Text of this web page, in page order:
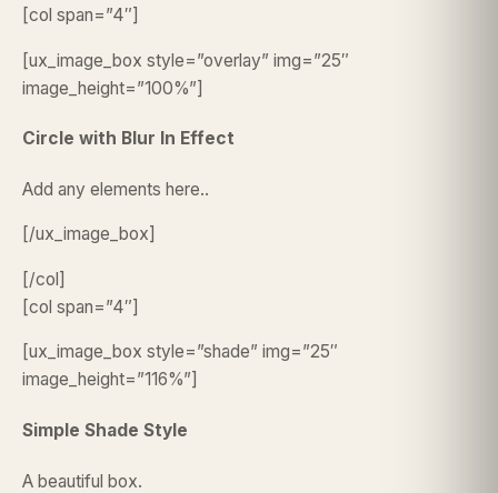
[col span=”4″]
[ux_image_box style=”overlay” img=”25″
image_height=”100%”]
Circle with Blur In Effect
Add any elements here..
[/ux_image_box]
[/col]
[col span=”4″]
[ux_image_box style=”shade” img=”25″
image_height=”116%”]
Simple Shade Style
A beautiful box.